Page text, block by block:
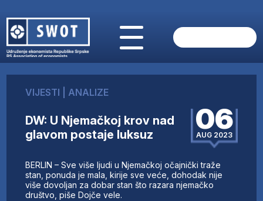
O NAMA
AKTUELNO
ANALIZE
FINANSIJE
IZ STRANIH MEDIJA
AKTIVNOSTI
VIJESTI ANALIZE
DW: U Njemačkoj krov nad
glavom postaje luksuz
06
AUG 2023
BERLIN – Sve više ljudi u Njemačkoj očajnički traže
stan, ponuda je mala, kirije sve veće, dohodak nije
više dovoljan za dobar stan što razara njemačko
društvo, piše Dojče vele.